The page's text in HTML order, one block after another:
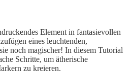
Element in fantasievollen
eines leuchtenden,
noch magischer! In diesem Tutorial
Schritte, um ätherische
zu kreieren.